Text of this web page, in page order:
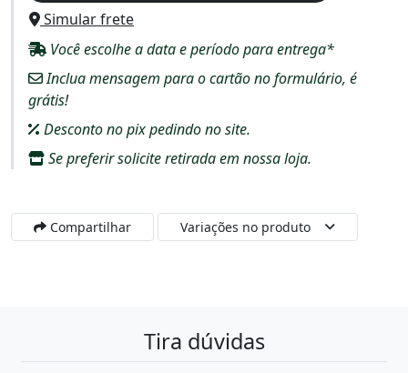
Simular frete
Você escolhe a data e período para entrega*
Inclua mensagem para o cartão no formulário, é
grátis!
Desconto no pix pedindo no site.
Se preferir solicite retirada em nossa loja.
Compartilhar Variações no produto
Tira dúvidas